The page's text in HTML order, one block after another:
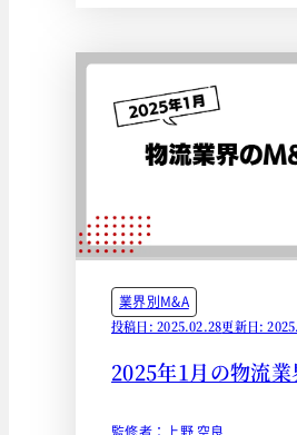
業界別M&A
投稿日: 2025.02.28更新日:
2025年1月の物流